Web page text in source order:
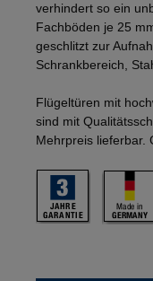
verhindert so ein
Fachböden je 25
geschlitzt zur
Schrankbereich,
Flügeltüren mit
sind mit
Mehrpreis lieferbar.